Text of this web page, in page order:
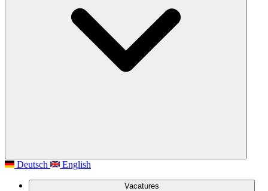
Deutsch English
Vacatures